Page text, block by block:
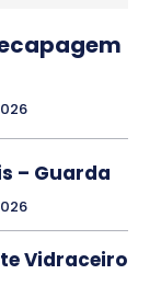
– Guarda
Vidraceiro